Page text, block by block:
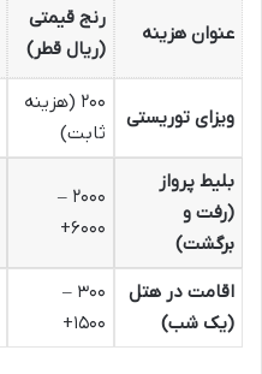
عنوان هزینه
رنج قیمتی
(ریال قطر)
ویزای توریستی
۲۰۰ (هزینه
ثابت)
بلیط پرواز
(رفت و
برگشت)
۲۰۰۰ –
۶۰۰۰+
اقامت در هتل
(یک شب)
۳۰۰ –
۱۵۰۰+